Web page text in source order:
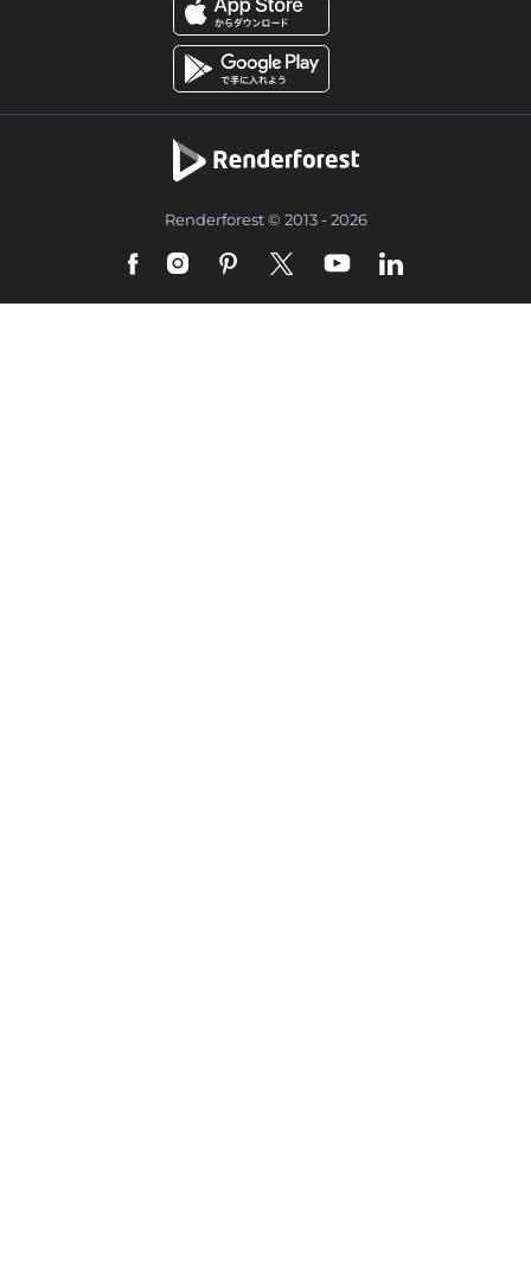
Renderforest © 2013 - 2026